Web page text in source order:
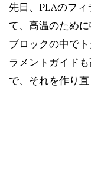
先日、PLAのフィ
て、高温のため
ブロックの中で
ラメントガイド
で、それを作り